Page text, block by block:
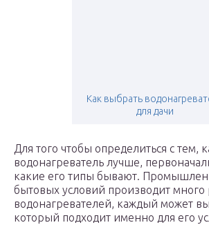
Как выбрать
для дачи
Для того чтобы определиться с тем,
водонагреватель лучше,
какие его типы бывают.
бытовых условий производит много
водонагревателей, каждый может
который подходит именно для его